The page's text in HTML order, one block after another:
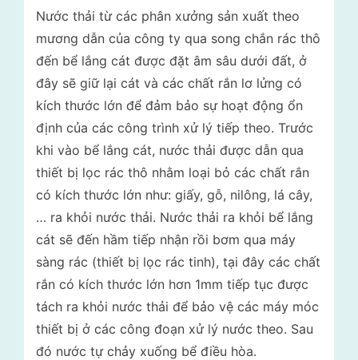
Nước thải từ các phân xưởng sản xuất theo
mương dẫn của công ty qua song chắn rác thô
đến bể lắng cát được đặt âm sâu dưới đất, ở
đây sẽ giữ lại cát và các chất rắn lơ lửng có
kích thước lớn để đảm bảo sự hoạt động ổn
định của các công trình xử lý tiếp theo. Trước
khi vào bể lắng cát, nước thải được dẫn qua
thiết bị lọc rác thô nhằm loại bỏ các chất rắn
có kích thước lớn như: giấy, gỗ, nilông, lá cây,
… ra khỏi nước thải. Nước thải ra khỏi bể lắng
cát sẽ đến hầm tiếp nhận rồi bơm qua máy
sàng rác (thiết bị lọc rác tinh), tại đây các chất
rắn có kích thước lớn hơn 1mm tiếp tục được
tách ra khỏi nước thải để bảo vệ các máy móc
thiết bị ở các công đoạn xử lý nước theo. Sau
đó nước tự chảy xuống bể điều hòa.